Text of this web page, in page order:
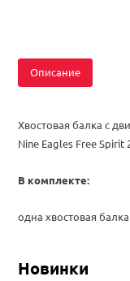
Описание
Хвостовая балка с
Nine Eagles Free Spirit
В комплекте:
одна хвостовая
Новинки